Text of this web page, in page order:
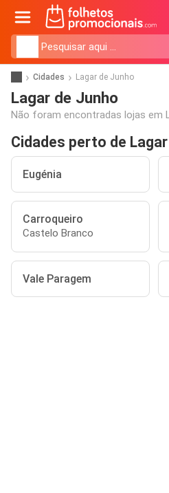
Cidades Lagar de Junho
Lagar de Junho
Não foram encontradas lojas em
Cidades perto de
Eugénia
Carroqueiro
Castelo Branco
Vale Paragem